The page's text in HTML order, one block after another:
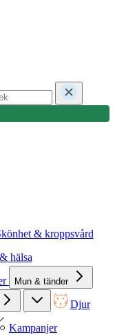
& kroppsvård
hälsa
Mun & tänder
Djur
Kampanjer